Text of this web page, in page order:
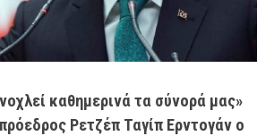
καθημερινά τα σύνορά μας»
Ρετζέπ Ταγίπ Ερντογάν ο